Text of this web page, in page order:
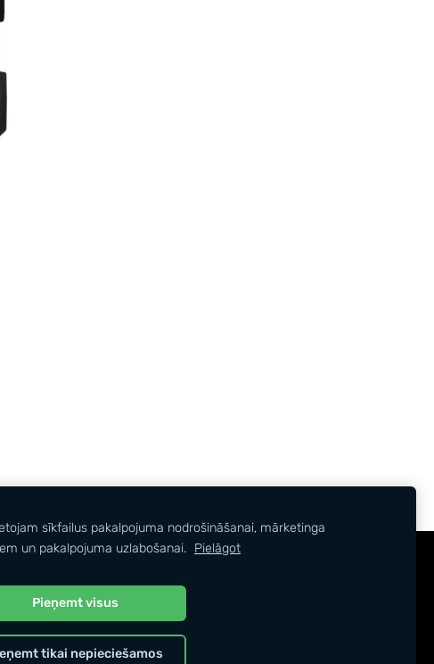
sīkfailus pakalpojuma nodrošināšanai, mārketinga
un pakalpojuma uzlabošanai. Pielāgot
Pieņemt visus
tikai nepieciešamos